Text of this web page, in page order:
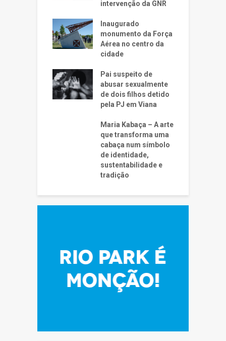
intervenção da GNR
Inaugurado
monumento da Força
Aérea no centro da
cidade
Pai suspeito de
abusar sexualmente
de dois filhos detido
pela PJ em Viana
Maria Kabaça – A arte
que transforma uma
cabaça num símbolo
de identidade,
sustentabilidade e
tradição